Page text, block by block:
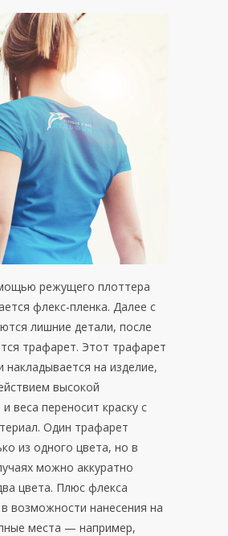
режущего плоттера
флекс-пленка. Далее с
лишние детали, после
трафарет. Этот трафарет
накладывается на изделие,
высокой
веса переносит краску с
Один трафарет
из одного цвета, но в
можно аккуратно
цвета. Плюс флекса
возможности нанесения на
места — например,